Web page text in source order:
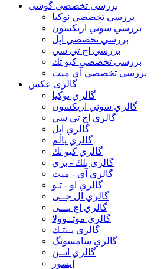
بررسي تخصصي گوشي
بررسي تخصصي نوكيا
بررسي سوني اريكسون
بررسي تخصصي اپل
بررسي اچ تي سي
بررسي تخصصي كيو تك
بررسي تخصصي آي ميت
گالری عکس
گالري نوكيا
گالري سوني اريكسون
گالري اچ تي سي
گالري اپل
گالري پالم
گالري كيو تك
گالري بلك - بري
گالري آي - ميت
گالري او - تـو
گالري ال جــی
گالري اچ پـــی
گالري موتــوولا
گالري پـنتـك
گالري سامسونگ
گالري اتــن
ایسوز